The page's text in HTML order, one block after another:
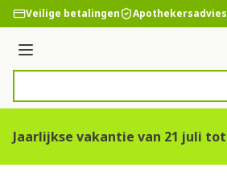
Ga naar de inhoud
Veilige betalingen Apothekersadvies
Menu
Jaarlijkse vakantie van 21 juli